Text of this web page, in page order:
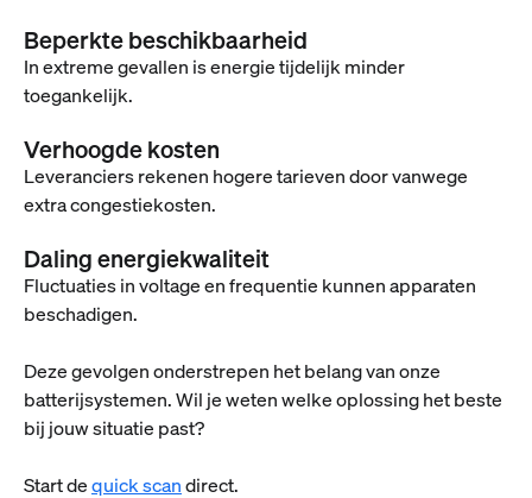
Beperkte beschikbaarheid
In extreme gevallen is energie tijdelijk minder
toegankelijk.
Verhoogde kosten
Leveranciers rekenen hogere tarieven door vanwege
extra congestiekosten.
Daling energiekwaliteit
Fluctuaties in voltage en frequentie kunnen apparaten
beschadigen.
Deze gevolgen onderstrepen het belang van onze
batterijsystemen. Wil je weten welke oplossing het beste
bij jouw situatie past?
Start dequick scandirect.